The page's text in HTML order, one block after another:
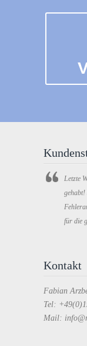
Letzte
gehabt!
für die
Kontakt
Fabian
Tel:
Mail: